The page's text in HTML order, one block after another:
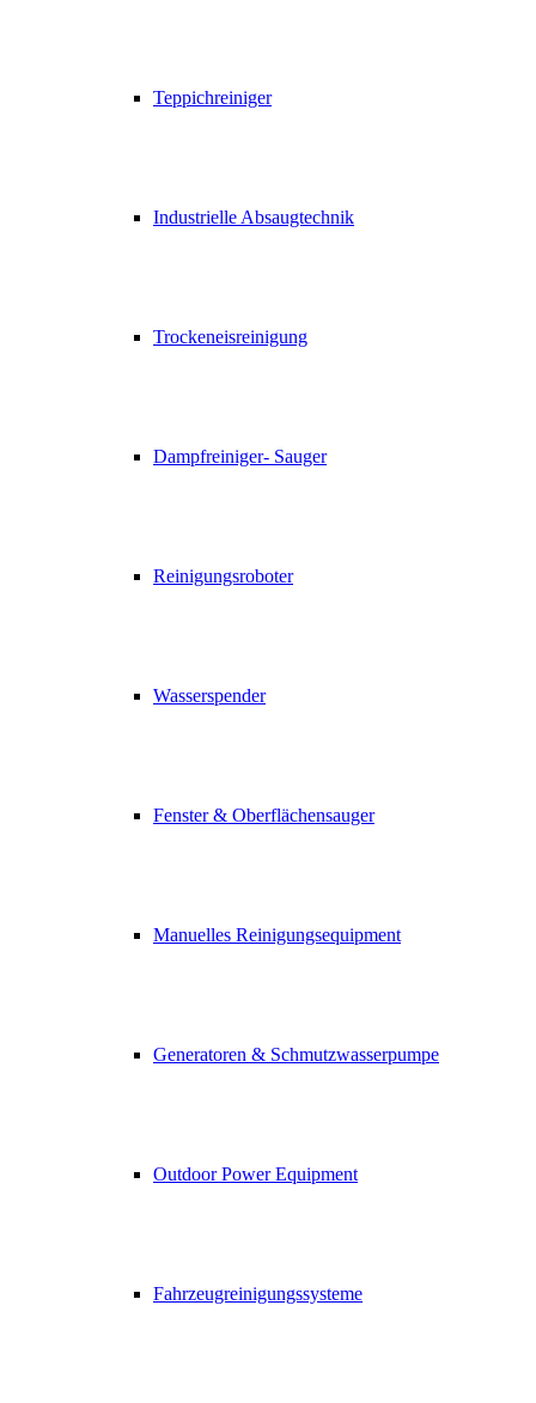
Teppichreiniger
Industrielle Absaugtechnik
Trockeneisreinigung
Dampfreiniger- Sauger
Reinigungsroboter
Wasserspender
Fenster & Oberflächensauger
Manuelles Reinigungsequipment
Generatoren & Schmutzwasserpumpe
Outdoor Power Equipment
Fahrzeugreinigungssysteme